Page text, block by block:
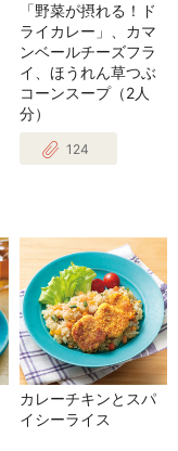
「野菜が摂れる！ド
ライカレー」、カマ
ンベールチーズフラ
イ、ほうれん草つぶ
コーンスープ（2人
分）
124
カレーチキンとスパ
イシーライス